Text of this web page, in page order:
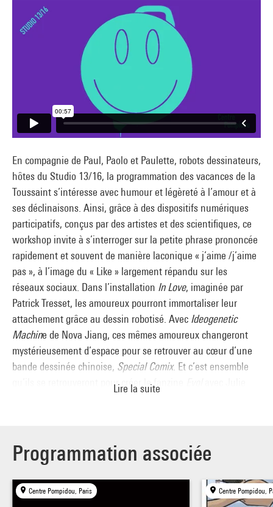
En compagnie de Paul, Paolo et Paulette, robots dessinateurs,
hôtes du Studio 13/16, la programmation des vacances de la
Toussaint s’intéresse avec humour et légèreté à l’amour et à
ses déclinaisons. Ainsi, grâce à des dispositifs numériques
participatifs, conçus par des artistes et des scientifiques, ce
workshop invite à s’interroger sur la petite phrase prononcée
rapidement et souvent de manière laconique « j’aime /j’aime
pas », à l’image du « Like » largement répandu sur les
réseaux sociaux. Dans l’installation In Love, imaginée par
Patrick Tresset, les amoureux pourront immortaliser leur
attachement grâce au dessin robotisé. Avec Ideogenetic
Machine de Nova Jiang, ces mêmes amoureux changeront
mystérieusement d’espace pour se retrouver au cœur d’une
bande dessinée chinoise, Special Comix. Et c’est ensemble
qu’ils se retrouveront pour créer le fanzine
La Bibliothèque publique d’information s’associe à la
programmation du Studio 13/16 et ouvre la fabrique de petits
mots doux : « Love Notes », lieu de création pour déclarer sa
flamme avec des tatouages éphémères, de la peinture
Lire la suite
Programmation associée
Centre Pompidou, Paris Centre Pompidou,